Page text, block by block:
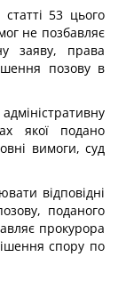
53 цього
не позбавляє
заяву, права
позову в
якої подано
вимоги, суд
відповідні
поданого
прокурора
спору по